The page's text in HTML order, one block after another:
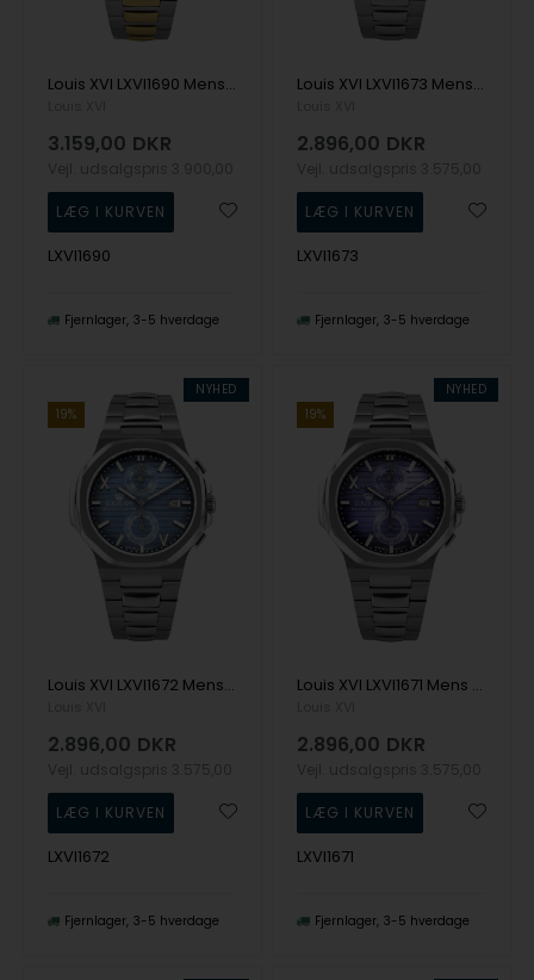
Louis XVI LXVI1690 Mens Watch Renaissance Chrono 40mm 5ATM Wristwatch
3.159,00 DKR
LXVI1690
Fjernlager 3-5 hverdage
Louis XVI LXVI1673 Mens Watch Renaissance Chrono 40mm 5ATM Wristwatch
2.896,00 DKR
LXVI1673
Fjernlager 3-5 hverdage
NYHED
19%
Louis XVI LXVI1672 Mens Watch Renaissance Chrono 40mm 5ATM Wristwatch
2.896,00 DKR
LXVI1672
Fjernlager 3-5 hverdage
NYHED
19%
Louis XVI LXVI1671 Mens Watch Renaissance Chrono 40mm 5ATM Wristwatch
2.896,00 DKR
LXVI1671
Fjernlager 3-5 hverdage